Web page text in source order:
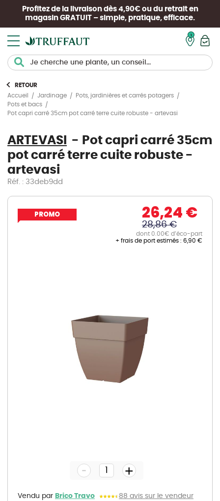
Profitez de la livraison dès 4,90€ ou du retrait en
magasin GRATUIT – simple, pratique, efficace.
RETOUR
Accueil
Jardinage
Pots, jardinières et carrés potagers
Pots et bacs
Pot capri carré 35cm pot carré terre cuite robuste - artevasi
ARTEVASI
Pot capri carré 35cm
pot carré terre cuite robuste -
artevasi
Réf. : 33deb9dd
PROMO 26,24 €
28,86 €
dont 0.00€ d’éco-part
+ frais de port estimés : 6,90 €
gallery
Vendu par Brico Travo 88 avis sur le vendeur
- +